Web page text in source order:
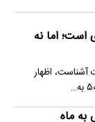
است؛ اما نه
آشناست، اظهار